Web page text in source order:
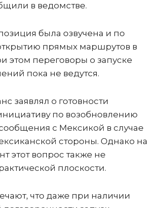
в ведомстве.
была озвучена и по
прямых маршрутов в
этом переговоры о запуске
пока не ведутся.
заявлял о готовности
по возобновлению
с Мексикой в случае
стороны. Однако на
этот вопрос также не
плоскости.
что даже при наличии